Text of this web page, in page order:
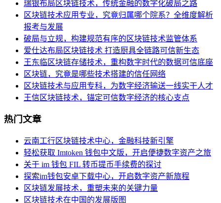
瑞银布局区块链技术，传统金融的数字化破局之路
区块链技术应用专业，究竟归属哪个院系？全维度解析
报考与发展
破局与立规，构建规范有序的区块链技术监管体系
爱仕达布局区块链技术 打造厨具全链路可信新生态
王东临区块链存储技术，重构数字时代的数据可信底座
区块链，究竟是哪些技术搭建的信任网络
区块链技术与应用专科，为数字经济输送一线实干人才
王信区块链技术，锚定可信数字经济的核心支点
热门文章
云南工行区块链技术中心，金融科技新引擎
轻松获取 Imtoken 钱包中文版，开启便捷数字资产之旅
关于 im 钱包 FIL 转币提币手续费的探讨
探索im钱包安卓下载中心，开启数字资产新旅程
区块链发展技术，重塑未来的关键力量
区块链技术在中国的发展版图